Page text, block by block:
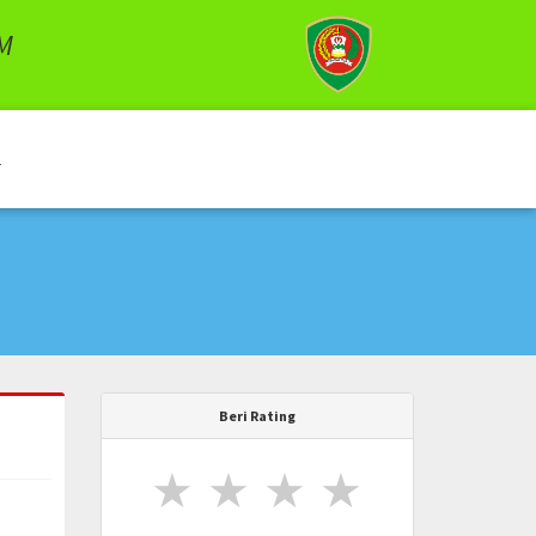
Beri Rating
★
★
★
★